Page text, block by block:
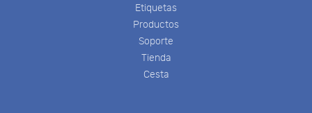
Etiquetas
Productos
Soporte
Tienda
Cesta